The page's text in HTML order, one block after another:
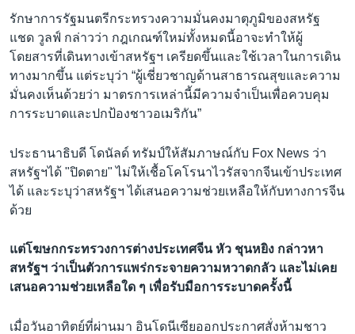
รักษาการรัฐมนตรีกระทรวงความมั่นคงมาตุภูมิของสหรัฐ
แชด วูลฟ์ กล่าวว่า กฎเกณฑ์ใหม่ทั้งหมดนี้อาจะทำให้ผู้
โดยสารที่เดินทางเข้าสหรัฐฯ เครียดขึ้นและใช้เวลาในการเดิน
ทางมากขึ้น แต่ระบุว่า “ผู้เชี่ยวชาญด้านสาธารณสุขและความ
มั่นคงเห็นด้วยว่า มาตรการเหล่านี้มีความจำเป็นเพื่อควบคุม
การระบาดและปกป้องชาวอเมริกัน”
ประธานาธิบดี โดนัลด์ ทรัมป์ให้สัมภาษณ์กับ Fox News ว่า
สหรัฐฯได้ "ปิดตาย" ไม่ให้เชื้อโคโรนาไวรัสจากจีนเข้าประเทศ
ได้ และระบุว่าสหรัฐฯ ได้เสนอความช่วยเหลือให้กับทางการจีน
ด้วย
แต่โฆษกกระทรวงการต่างประเทศจีน หัว ชุนหยิง กล่าวหา
สหรัฐฯ ว่าเป็นตัวการแพร่กระจายความหวาดกลัว และไม่เคย
เสนอความช่วยเหลือใด ๆ เพื่อรับมือการระบาดครั้งนี้
เมื่อวันอาทิตย์ที่ผ่านมา อินโดนีเซียออกประกาศสั่งห้ามชาว